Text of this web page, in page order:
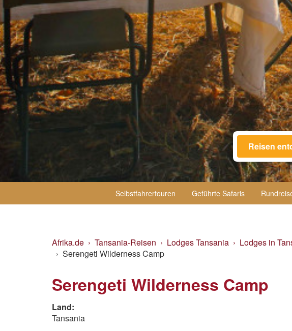
Selbstfahrertouren Geführte Safaris
Reisen
Afrika.de Tansania-Reisen Lodges Tansania
Lodges in
Serengeti Wilderness Camp
Serengeti Wilderness Camp
Land:
Tansania